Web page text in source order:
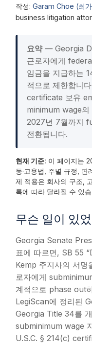
작성: Garam Choe (최
business litigation
요약— Georgia
근로자에게
임금을 지급하는
적으로 제한합니
certificate 보유
minimum wage
2027년 7월까지
전환됩니다.
현재 기준: 이 페이지는
동·고용법, 주별 규정,
제 적용은 회사의 구조,
록에 따라 달라질 수 있
무슨 일이 있
Georgia Senate
표에 따르면, SB 55
Kemp 주지사의 서명
로자에게
계적으로 phase out
LegiScan에 정리된
Georgia Title 34를
subminimum wage
U.S.C. § 214(c)